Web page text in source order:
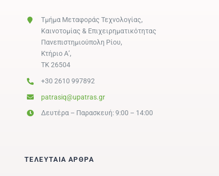
Τμήμα Μεταφοράς Τεχνολογίας,
Καινοτομίας & Επιχειρηματικότητας
Πανεπιστημιούπολη Ρίου,
Κτήριο Α’,
ΤΚ 26504
+30 2610 997892
patrasiq@upatras.gr
Δευτέρα – Παρασκευή: 9:00 – 14:00
ΤΕΛΕΥΤΑΙΑ ΑΡΘΡΑ